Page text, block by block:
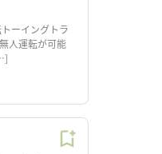
ーイングトラ
人運転が可能